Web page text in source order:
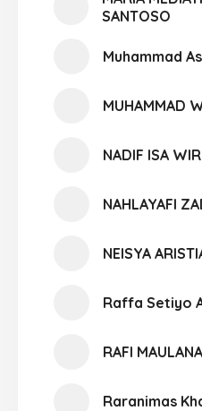
SANTOSO
Muhammad
MUHAMMAD
NADIF ISA
NAHLAYAFI
NEISYA
Raffa Setiyo
RAFI
Raranimas